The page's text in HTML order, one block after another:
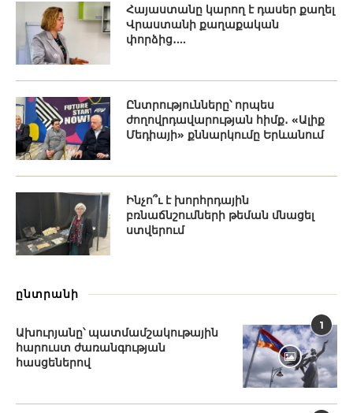
Հայաստանը կարող է դասեր քաղել
Վրաստանի քաղաքական
փորձից․...
Ընտրությունները՝ որպես
ժողովրդավարության հիմք․ «Ալիք
Մեդիայի» քննարկումը Երևանում
Ինչո՞ւ է խորհրդային
բռնաճնշումների թեման մնացել
ստվերում
ընտրանի
1
Ախուրյանը՝ պատմամշակութային
հարուստ ժառանգության
հասցեներով